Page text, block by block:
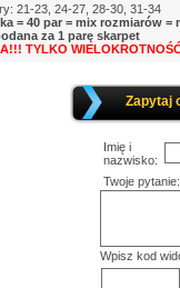
21-23, 24-27, 28-30, 31-34
= 40 par = mix rozmiarów =
za 1 parę skarpet
TYLKO
Zapytaj
Imię i
nazwisko:
Twoje pytanie:
Wpisz kod